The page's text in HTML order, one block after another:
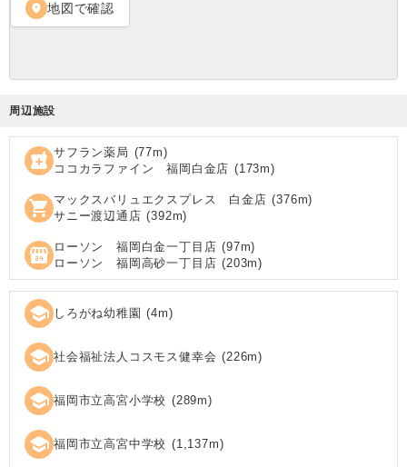
location_on 地図で確認
周辺施設
local_pharmacy サフラン薬局 (77m)
ココカラファイン 福岡白金店 (173m)
shopping_cart マックスバリュエクスプレス 白金店 (376m)
サニー渡辺通店 (392m)
local_convenience_store ローソン 福岡白金一丁目店 (97m)
ローソン 福岡高砂一丁目店 (203m)
school しろがね幼稚園 (4m)
school 社会福祉法人コスモス健幸会 (226m)
school 福岡市立高宮小学校 (289m)
school 福岡市立高宮中学校 (1,137m)